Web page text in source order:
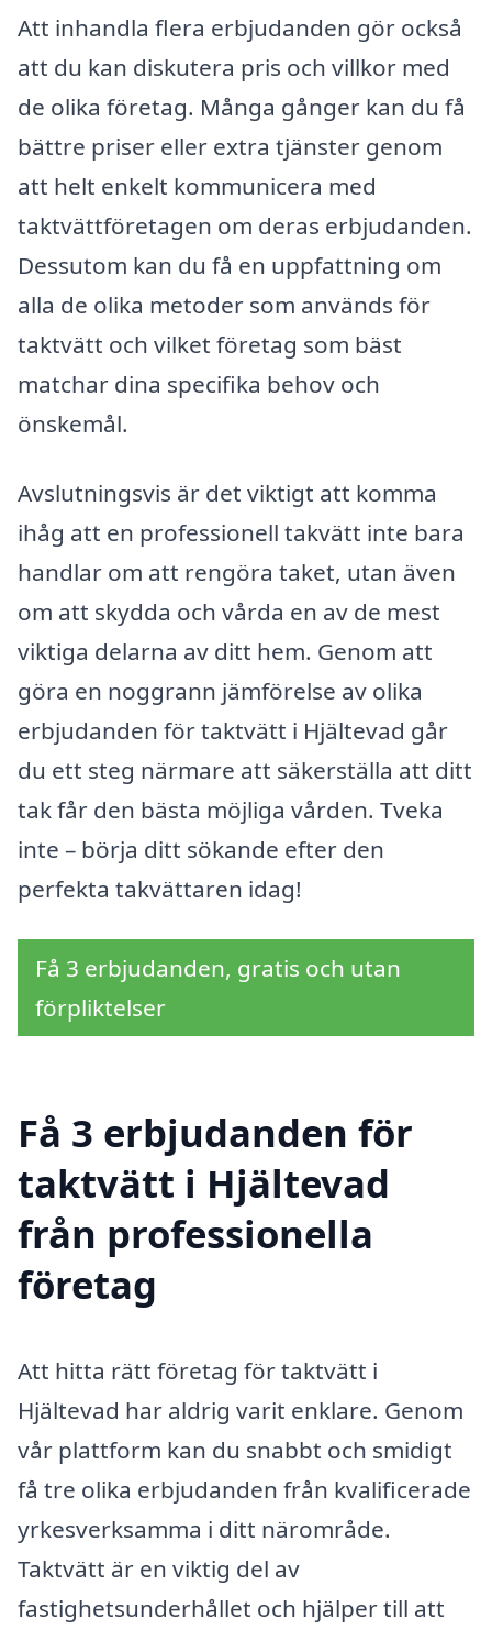
Att inhandla flera erbjudanden gör också
att du kan diskutera pris och villkor med
de olika företag. Många gånger kan du få
bättre priser eller extra tjänster genom
att helt enkelt kommunicera med
taktvättföretagen om deras erbjudanden.
Dessutom kan du få en uppfattning om
alla de olika metoder som används för
taktvätt och vilket företag som bäst
matchar dina specifika behov och
önskemål.
Avslutningsvis är det viktigt att komma
ihåg att en professionell takvätt inte bara
handlar om att rengöra taket, utan även
om att skydda och vårda en av de mest
viktiga delarna av ditt hem. Genom att
göra en noggrann jämförelse av olika
erbjudanden för taktvätt i Hjältevad går
du ett steg närmare att säkerställa att ditt
tak får den bästa möjliga vården. Tveka
inte – börja ditt sökande efter den
perfekta takvättaren idag!
Få 3 erbjudanden, gratis och utan
förpliktelser
Få 3 erbjudanden för
taktvätt i Hjältevad
från professionella
företag
Att hitta rätt företag för taktvätt i
Hjältevad har aldrig varit enklare. Genom
vår plattform kan du snabbt och smidigt
få tre olika erbjudanden från kvalificerade
yrkesverksamma i ditt närområde.
Taktvätt är en viktig del av
fastighetsunderhållet och hjälper till att